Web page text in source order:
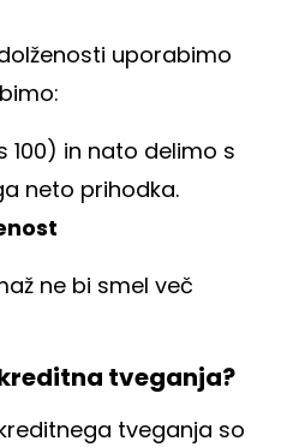
uporabimo
100) in nato delimo s
neto prihodka.
ne bi smel več
tveganja?
tveganja so